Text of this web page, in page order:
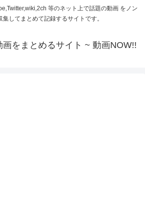
等のネット上で話題の動画 をノン
集してまとめて記録するサイトです。
をまとめるサイト ~ 動画NOW!!